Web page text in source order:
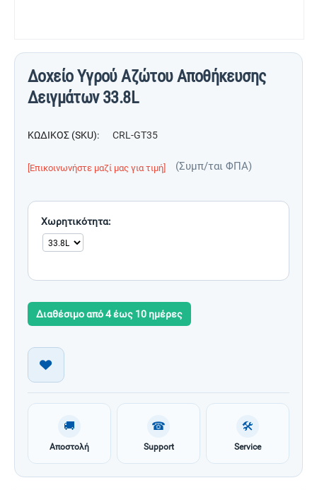
Δοχείο Yγρού Aζώτου Αποθήκευσης
Δειγμάτων 33.8L
ΚΩΔΙΚΟΣ (SKU): CRL-GT35
[Επικοινωνήστε μαζί μας για τιμή] (Συμπ/ται ΦΠΑ)
Χωρητικότητα:
Διαθέσιμο από 4 έως 10 ημέρες
🚚
Αποστολή
☎
Support
🛠
Service